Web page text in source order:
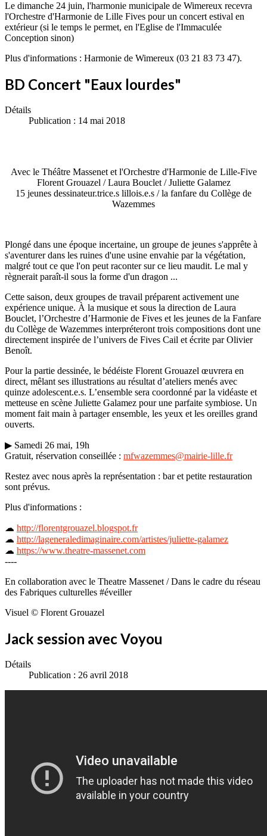
Le dimanche 24 juin, l'harmonie municipale de Wimereux recevra
l'Orchestre d'Harmonie de Lille Fives pour un concert estival en
extérieur (si le temps le permet, en l'Eglise de l'Immaculée
Conception sinon)
Plus d'informations : Harmonie de Wimereux (03 21 83 73 47).
BD Concert "Eaux lourdes"
Détails
Publication : 14 mai 2018
Avec le Théâtre Massenet et l'Orchestre d'Harmonie de Lille-Five
Florent Grouazel / Laura Bouclet / Juliette Galamez
15 jeunes dessinateur.trice.s lillois.e.s / la fanfare du Collège de
Wazemmes
Plongé dans une époque incertaine, un groupe de jeunes s'apprête à
s'aventurer dans les ruines d'une usine envahie par la végétation,
malgré tout ce que l'on peut raconter sur ce lieu maudit. Le mal y
règnerait paraît-il sous la forme d'un dragon ...
Cette saison, deux groupes de travail préparent activement une
expérience unique. À la musique et sous la direction de Laura
Bouclet, l’Orchestre d’Harmonie de Fives et les jeunes de la Fanfare
du Collège de Wazemmes interpréteront trois compositions dont une
directement inspirée de l’univers de Fives Cail et écrite par Olivier
Benoît.
Pour la partie dessinée, le bédéiste Florent Grouazel œuvrera en
direct, mêlant ses illustrations au résultat d’ateliers menés avec
quinze adolescent.e.s. L’ensemble sera coordonné par la vidéaste et
metteuse en scène Juliette Galamez pour une parfaite symbiose. Un
moment fait main à partager ensemble, les yeux et les oreilles grand
ouverts.
▶ Samedi 26 mai, 19h
Gratuit, réservation conseillée : mfwazemmes@mairie-lille.fr
Restez avec nous après la représentation : bar et petite restauration
sont prévus.
Plus d'informations :
☁ http://florentgrouazel.blogspot.fr
☁ http://lageneraledimaginaire.com/artistes/juliette-galamez
☁ https://www.theatre-massenet.com
----
En collaboration avec le Theatre Massenet / Dans le cadre du réseau
des Fabriques culturelles #éveiller
Visuel © Florent Grouazel
Jack session avec Voyou
Détails
Publication : 26 avril 2018